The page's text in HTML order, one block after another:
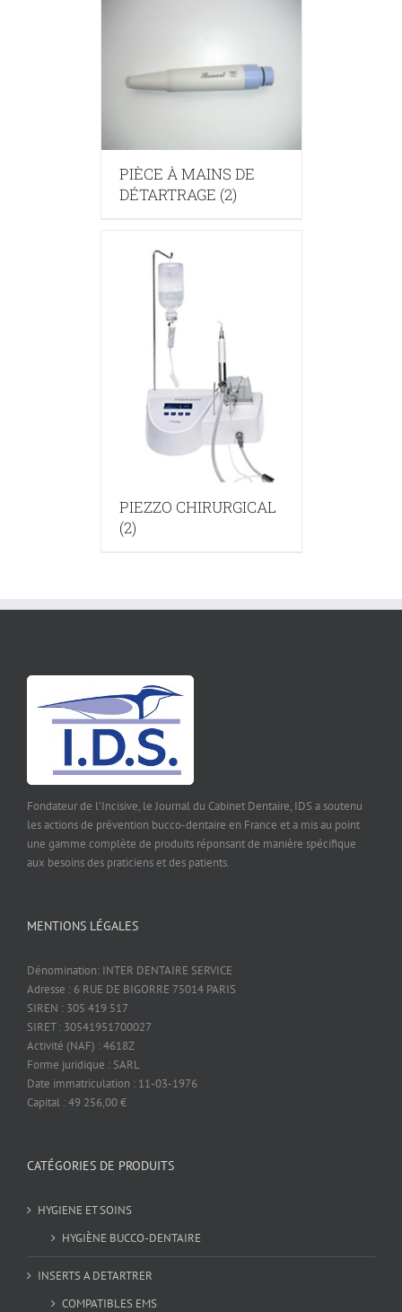
PIÈCE À MAINS DE
DÉTARTRAGE (2)
PIEZZO CHIRURGICAL
(2)
Fondateur de l'Incisive, le Journal du Cabinet Dentaire, IDS a soutenu
les actions de prévention bucco-dentaire en France et a mis au point
une gamme complète de produits réponsant de manière spécifique
aux besoins des praticiens et des patients.
MENTIONS LÉGALES
Dénomination: INTER DENTAIRE SERVICE
Adresse : 6 RUE DE BIGORRE 75014 PARIS
SIREN : 305 419 517
SIRET : 30541951700027
Activité (NAF) : 4618Z
Forme juridique : SARL
Date immatriculation : 11-03-1976
Capital : 49 256,00 €
CATÉGORIES DE PRODUITS
HYGIENE ET SOINS
HYGIÈNE BUCCO-DENTAIRE
INSERTS A DETARTRER
COMPATIBLES EMS